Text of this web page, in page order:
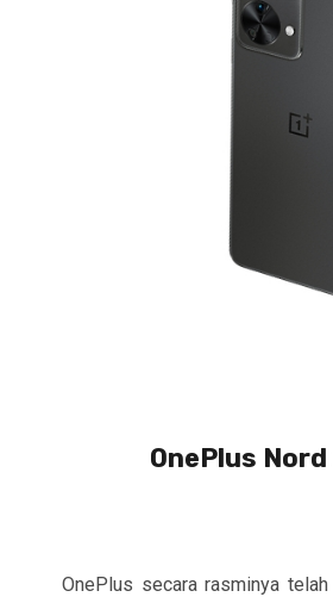
OnePlus
OnePlus secara rasminya